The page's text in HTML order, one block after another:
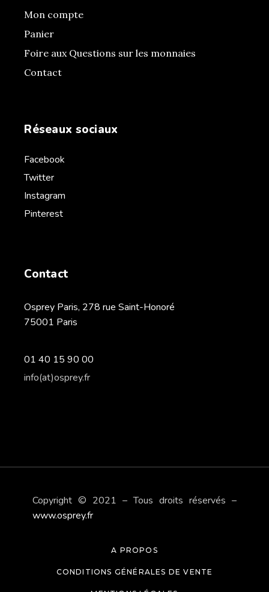
Mon compte
Panier
Foire aux Questions sur les monnaies
Contact
Réseaux sociaux
Facebook
Twitter
Instagram
Pinterest
Contact
Osprey Paris, 278 rue Saint-Honoré
75001 Paris
01 40 15 90 00
info(at)osprey.fr
Copyright © 2021 – Tous droits réservés –
www.osprey.fr
A PROPOS
CONDITIONS GÉNÉRALES DE VENTE